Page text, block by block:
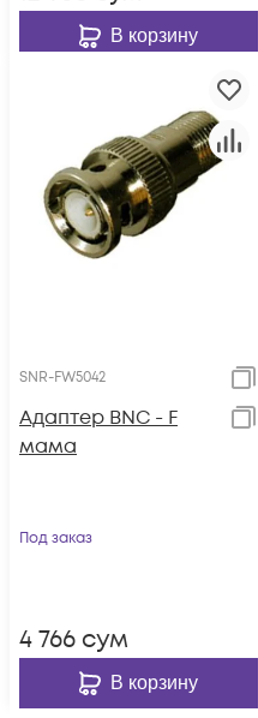
В корзину
SNR-FW5042
Адаптер BNC - F
мама
Под заказ
4 766 сум
В корзину